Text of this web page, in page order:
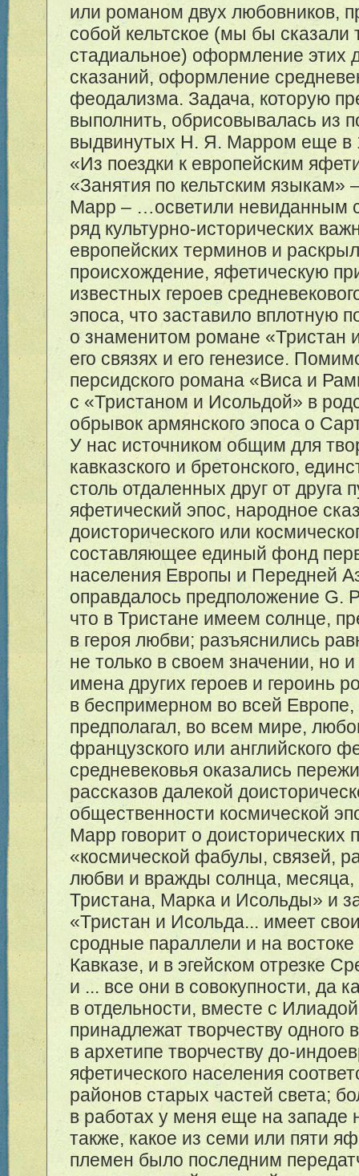
или романом двух любовников,
собой кельтское (мы бы сказали
стадиальное) оформление этих
сказаний, оформление
феодализма. Задача, которую
выполнить, обрисовывалась из
выдвинутых Н. Я. Марром еще в
«Из поездки к европейским
«Занятия по кельтским языкам»
Марр – …осветили невиданным
ряд культурно-исторических
европейских терминов и
происхождение, яфетическую
известных героев
эпоса, что заставило вплотную
о знаменитом романе «Тристан
его связях и его генезисе.
персидского романа «Виса и
с «Тристаном и Исольдой» в
обрывок армянского эпоса о
У нас источником общим для
кавказского и бретонского,
столь отдаленных друг от друга
яфетический эпос, народное
доисторического или
составляющее единый фонд
населения Европы и Передней
оправдалось предположение G.
что в Тристане имеем солнце,
в героя любви; разъяснились
не только в своем значении, но
имена других героев и героинь
в беспримерном во всей Европе,
предполагал, во всем мире,
французского или английского
средневековья оказались
рассказов далекой
общественности космической
Марр говорит о доисторических
«космической фабулы, связей,
любви и вражды солнца,
Тристана, Марка и Исольды» и
«Тристан и Исольда... имеет
сродные параллели и на
Кавказе, и в эгейском отрезке
и ... все они в совокупности, да
в отдельности, вместе с
принадлежат творчеству одного
в архетипе творчеству до-
яфетического населения
районов старых частей света;
в работах у меня еще на западе
также, какое из семи или пяти
племен было последним